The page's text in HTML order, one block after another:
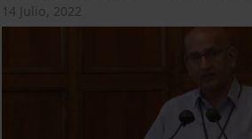
14 Julio, 2022